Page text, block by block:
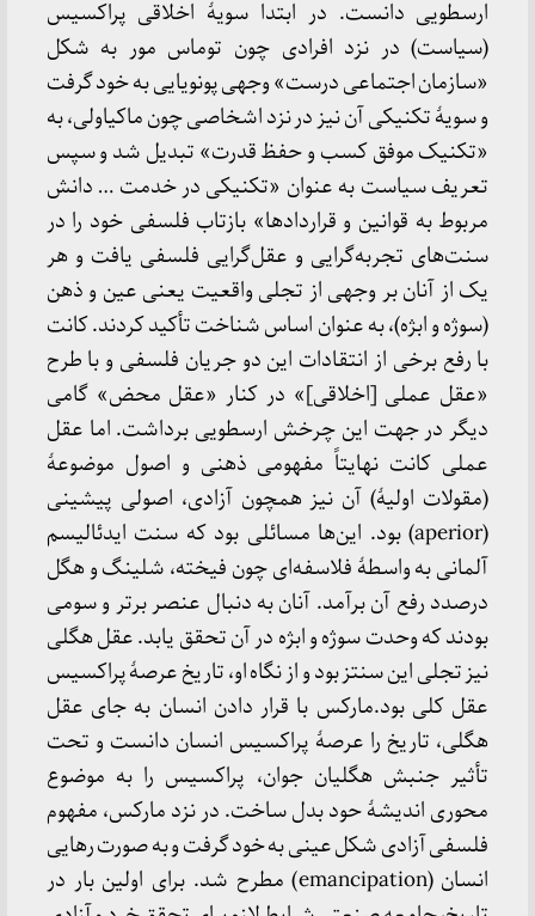
ارسطویی دانست. در ابتدا سویهٔ اخلاقی پراکسیس
(سیاست) در نزد افرادی چون توماس مور به شکل
«سازمان اجتماعی درست» وجهی پونویایی به خود گرفت
و سویهٔ تکنیکی آن نیز در نزد اشخاصی چون ماکیاولی، به
«تکنیک موفق کسب و حفظ قدرت» تبدیل شد و سپس
تعریف سیاست به عنوان «تکنیکی در خدمت … دانش
مربوط به قوانین و قراردادها» بازتاب فلسفی خود را در
سنت‌های تجربه‌گرایی و عقل‌گرایی فلسفی یافت و هر
یک از آنان بر وجهی از تجلی واقعیت یعنی عین و ذهن
(سوژه و ابژه)، به عنوان اساس شناخت تأکید کردند. کانت
با رفع برخی از انتقادات این دو جریان فلسفی و با طرح
«عقل عملی [اخلاقی]» در کنار «عقل محض» گامی
دیگر در جهت این چرخش ارسطویی برداشت. اما عقل
عملی کانت نهایتاً مفهومی ذهنی و اصول موضوعهٔ
(مقولات اولیهٔ) آن نیز همچون آزادی، اصولی پیشینی
(aperior) بود. این‌ها مسائلی بود که سنت ایدئالیسم
آلمانی به واسطهٔ فلاسفه‌ای چون فیخته، شلینگ و هگل
درصدد رفع آن برآمد. آنان به دنبال عنصر برتر و سومی
بودند که وحدت سوژه و ابژه در آن تحقق یابد. عقل هگلی
نیز تجلی این سنتز بود و از نگاه او، تاریخ عرصهٔ پراکسیس
عقل کلی بود.مارکس با قرار دادن انسان به جای عقل
هگلی، تاریخ را عرصهٔ پراکسیس انسان دانست و تحت
تأثیر جنبش هگلیان جوان، پراکسیس را به موضوع
محوری اندیشهٔ حود بدل ساخت. در نزد مارکس، مفهوم
فلسفی آزادی شکل عینی به خود گرفت و به صورت رهایی
انسان (emancipation) مطرح شد. برای اولین بار در